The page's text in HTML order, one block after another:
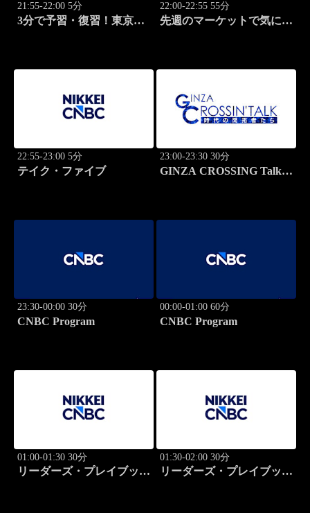
21:55-22:00 5分
3分で予習・復習！東京市
22:00-22:55 55分
先週のマーケットで気にな
22:55-23:00 5分
テイク・ファイブ
23:00-23:30 30分
GINZA CROSSING Talk
23:30-00:00 30分
CNBC Program
00:00-01:00 60分
CNBC Program
01:00-01:30 30分
リーダーズ・プレイブック
01:30-02:00 30分
リーダーズ・プレイブック